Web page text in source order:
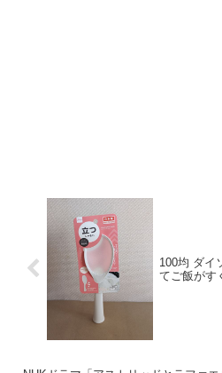
100均 ダイ
てご飯がす